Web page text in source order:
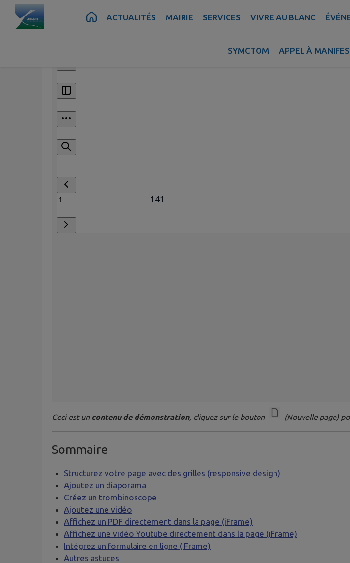
Contenu Recherche Pied de page
ACTUALITÉS MAIRIE SERVICES VIVRE AU BLANC
SYMCTOM APPEL À
Ceci est un contenu de démonstration, cliquez sur le bouton (Nouvelle page)
Sommaire
Structurez votre page avec des grilles (responsive design)
Ajoutez un diaporama
Créez un trombinoscope
Ajoutez une vidéo
Affichez un PDF directement dans la page (iFrame)
Affichez une vidéo Youtube directement dans la page (iFrame)
Intégrez un formulaire en ligne (iFrame)
Autres astuces